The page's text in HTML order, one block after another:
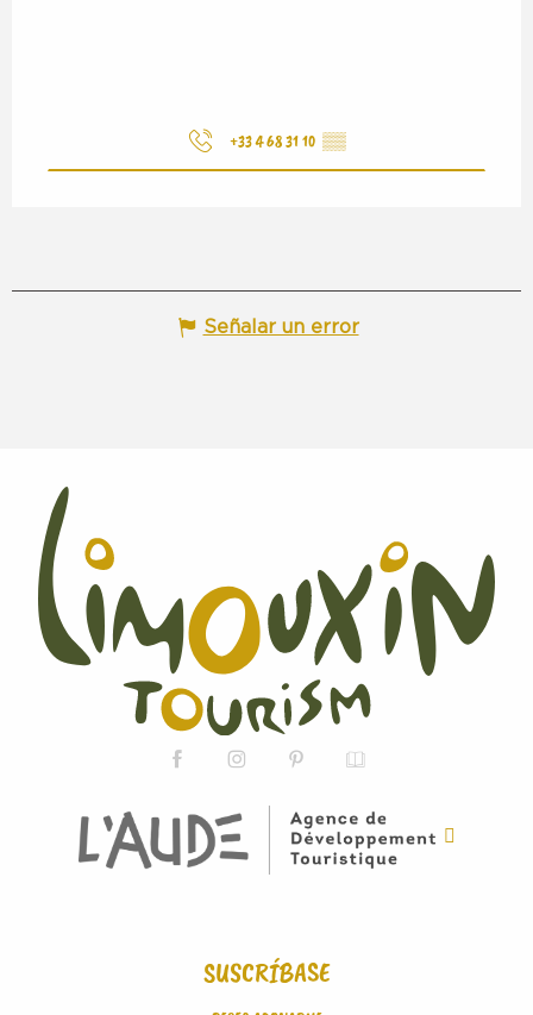
+33 4 68 31 10 ▒▒
Señalar un error
SUSCRÍBASE